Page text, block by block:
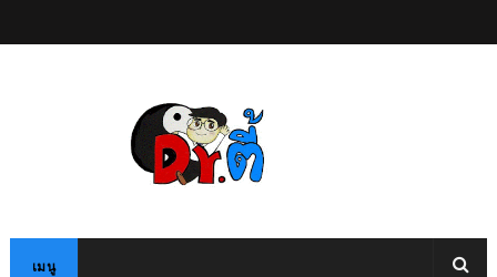
เมนู